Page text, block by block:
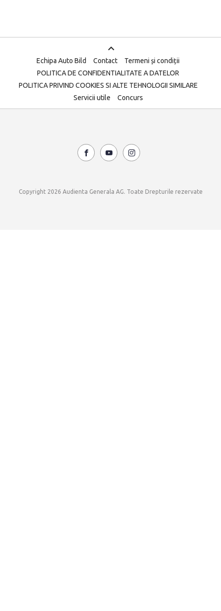
Echipa Auto Bild Contact
Termeni și condiții
POLITICA DE CONFIDENTIALITATE A DATELOR
POLITICA PRIVIND COOKIES SI ALTE TEHNOLOGII SIMILARE
Servicii utile
Concurs
Copyright 2026 Audienta Generala AG. Toate Drepturile rezervate